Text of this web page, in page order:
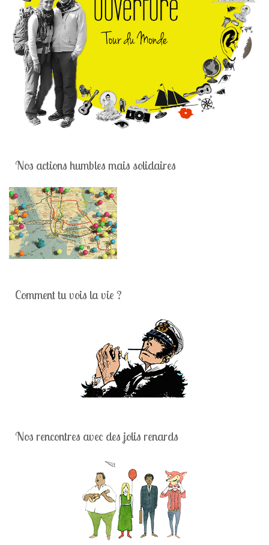
Nos actions humbles mais solidaires
Comment tu vois la vie ?
Nos rencontres avec des jolis renards